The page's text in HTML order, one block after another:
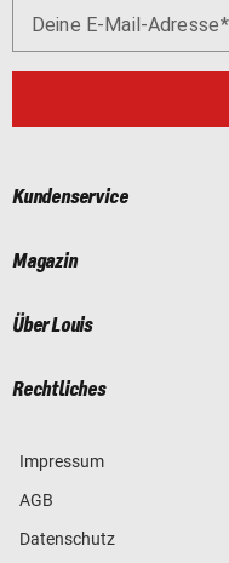
Deine E-Mail-Adresse
Kundenservice
Magazin
Über Louis
Rechtliches
Impressum
AGB
Datenschutz